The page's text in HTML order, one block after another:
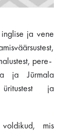
inglise ja vene
pere-
ja Jūrmala
üritustest ja
mis